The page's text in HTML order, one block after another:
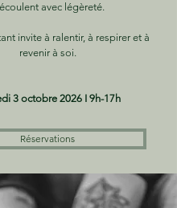
avec légèreté.
invite à ralentir, à respirer et à
revenir à soi.
3 octobre 2026 I 9h-17h
Réservations